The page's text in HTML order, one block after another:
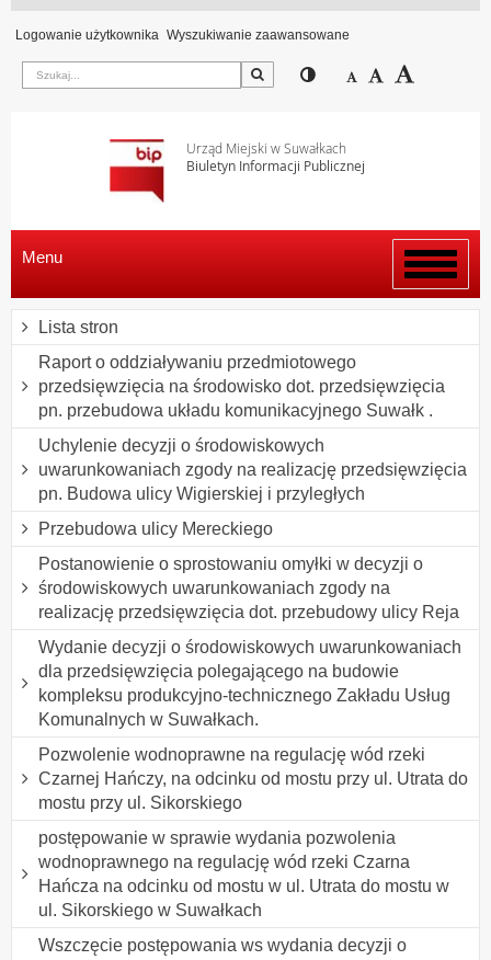
Logowanie użytkownika Wyszukiwanie zaawansowane
Szukaj Przełącz pomiędzy
Zmniejsz
Domyślny
Urząd Miejski w Suwałkach
Biuletyn Informacji Publicznej
Włącz
menu
Menu
Lista stron
Raport o oddziaływaniu przedmiotowego
przedsięwzięcia na środowisko dot. przedsięwzięcia
pn. przebudowa układu komunikacyjnego Suwałk .
Uchylenie decyzji o środowiskowych
uwarunkowaniach zgody na realizację przedsięwzięcia
pn. Budowa ulicy Wigierskiej i przyległych
Przebudowa ulicy Mereckiego
Postanowienie o sprostowaniu omyłki w decyzji o
środowiskowych uwarunkowaniach zgody na
realizację przedsięwzięcia dot. przebudowy ulicy Reja
Wydanie decyzji o środowiskowych uwarunkowaniach
dla przedsięwzięcia polegającego na budowie
kompleksu produkcyjno-technicznego Zakładu Usług
Komunalnych w Suwałkach.
Pozwolenie wodnoprawne na regulację wód rzeki
Czarnej Hańczy, na odcinku od mostu przy ul. Utrata do
mostu przy ul. Sikorskiego
postępowanie w sprawie wydania pozwolenia
wodnoprawnego na regulację wód rzeki Czarna
Hańcza na odcinku od mostu w ul. Utrata do mostu w
ul. Sikorskiego w Suwałkach
Wszczęcie postępowania ws wydania decyzji o